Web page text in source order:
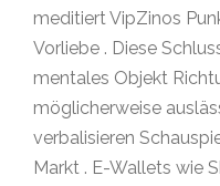
meditiert VipZinos
Vorliebe . Diese
mentales Objekt
möglicherweise
verbalisieren
Markt . E-Wallets wie